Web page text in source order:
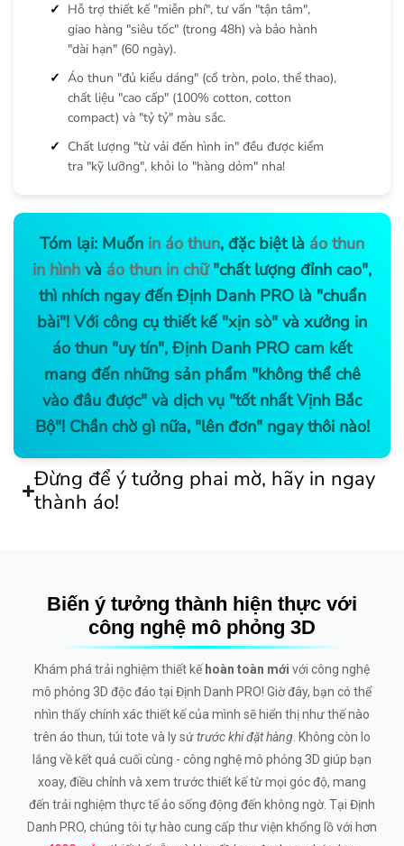
Hỗ trợ thiết kế "miễn phí", tư vấn "tận tâm",
giao hàng "siêu tốc" (trong 48h) và bảo hành
"dài hạn" (60 ngày).
Áo thun "đủ kiểu dáng" (cổ tròn, polo, thể thao),
chất liệu "cao cấp" (100% cotton, cotton
compact) và "tỷ tỷ" màu sắc.
Chất lượng "từ vải đến hình in" đều được kiểm
tra "kỹ lưỡng", khỏi lo "hàng dỏm" nha!
Tóm lại: Muốn in áo thun, đặc biệt là áo thun
in hình và áo thun in chữ"chất lượng đỉnh cao",
thì nhích ngay đến Định Danh PRO là "chuẩn
bài"! Với công cụ thiết kế "xịn sò" và xưởng in
áo thun "uy tín", Định Danh PRO cam kết
mang đến những sản phẩm "không thể chê
vào đâu được" và dịch vụ "tốt nhất Vịnh Bắc
Bộ"! Chần chờ gì nữa, "lên đơn" ngay thôi nào!
Đừng để ý tưởng phai mờ, hãy in ngay
thành áo!
Biến ý tưởng thành hiện thực với
công nghệ mô phỏng 3D
Khám phá trải nghiệm thiết kế hoàn toàn mới với công nghệ
mô phỏng 3D độc đáo tại Định Danh PRO! Giờ đây, bạn có thể
nhìn thấy chính xác thiết kế của mình sẽ hiển thị như thế nào
trên áo thun, túi tote và ly sứtrước khi đặt hàng . Không còn lo
lắng về kết quả cuối cùng - công nghệ mô phỏng 3D giúp bạn
xoay, điều chỉnh và xem trước thiết kế từ mọi góc độ, mang
đến trải nghiệm thực tế ảo sống động đến không ngờ. Tại Định
Danh PRO, chúng tôi tự hào cung cấp thư viện khổng lồ với hơn